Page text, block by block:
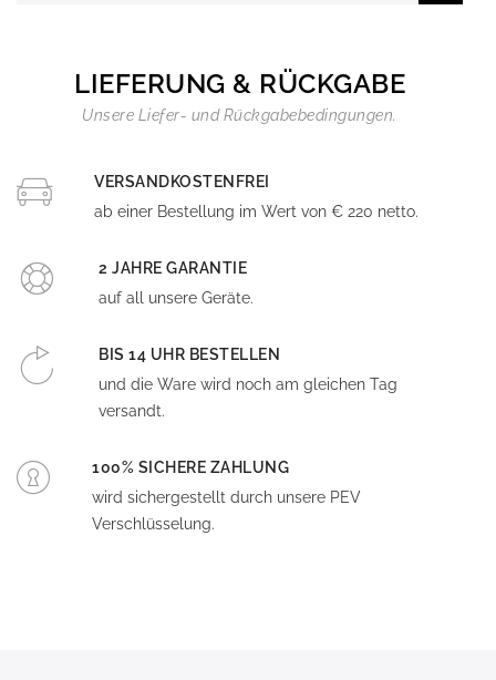
LIEFERUNG & RÜCKGABE
Unsere Liefer- und Rückgabebedingungen.
VERSANDKOSTENFREI
ab einer Bestellung im Wert von € 220 netto.
2 JAHRE GARANTIE
auf all unsere Geräte.
BIS 14 UHR BESTELLEN
und die Ware wird noch am gleichen Tag
versandt.
100% SICHERE ZAHLUNG
wird sichergestellt durch unsere PEV
Verschlüsselung.